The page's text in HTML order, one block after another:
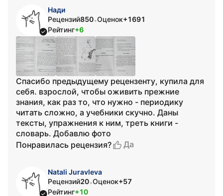
Нади
Рецензий850•Оценок+1691
Рейтинг+6
Спасибо предыдущему рецензенту, купила для
себя. взрослой, чтобы оживить прежние
знания, как раз то, что нужно - периодику
читать сложно, а учебники скучно. Даны
тексты, упражнения к ним, треть книги -
словарь. Добавлю фото
Понравилась рецензия?
Да
Natali Juravleva
Рецензий20•Оценок+57
Рейтинг+10